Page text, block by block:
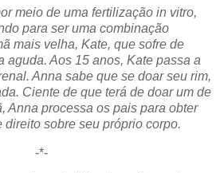
meio de uma fertilização in vitro,
para ser uma combinação
mais velha, Kate, que sofre de
aguda. Aos 15 anos, Kate passa a
Anna sabe que se doar seu rim,
Ciente de que terá de doar um de
Anna processa os pais para obter
sobre seu próprio corpo.
-*-